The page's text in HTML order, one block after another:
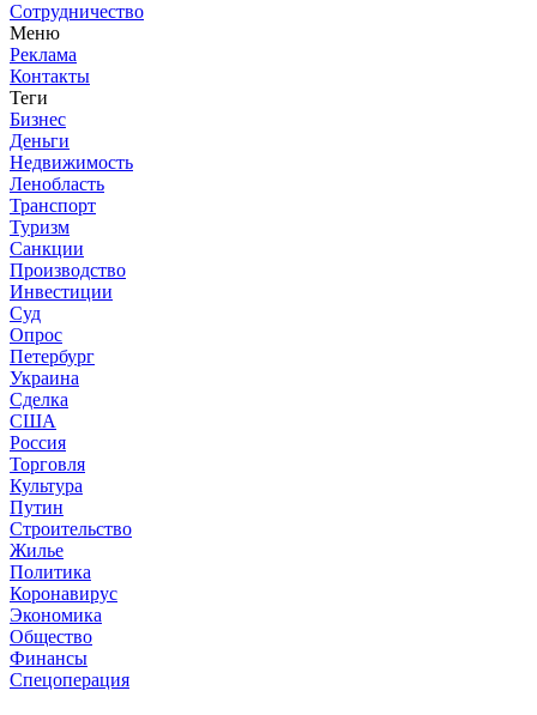
Сотрудничество
Меню
Реклама
Контакты
Теги
Бизнес
Деньги
Недвижимость
Ленобласть
Транспорт
Туризм
Санкции
Производство
Инвестиции
Суд
Опрос
Петербург
Украина
Сделка
США
Россия
Торговля
Культура
Путин
Строительство
Жилье
Политика
Коронавирус
Экономика
Общество
Финансы
Спецоперация